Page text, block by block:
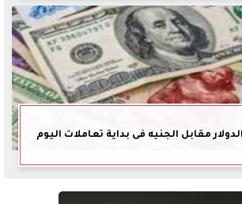
مقابل الجنيه فى بداية تعاملات اليوم